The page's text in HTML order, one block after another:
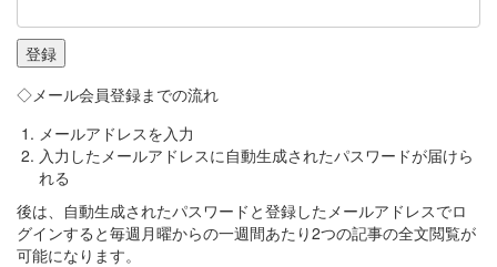
◇メール会員登録までの流れ
メールアドレスを入力
入力したメールアドレスに自動生成されたパスワードが届けら
れる
後は、自動生成されたパスワードと登録したメールアドレスでロ
グインすると毎週月曜からの一週間あたり2つの記事の全文閲覧が
可能になります。